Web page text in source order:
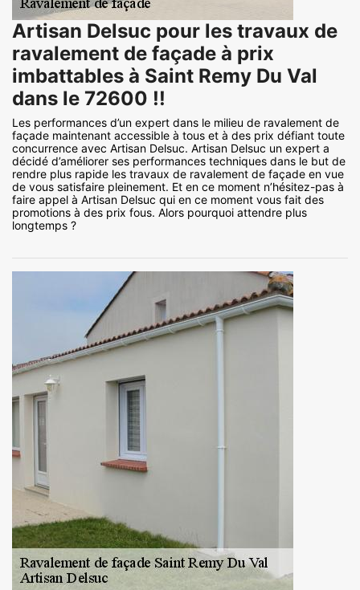
Artisan Delsuc pour les travaux de
ravalement de façade à prix
imbattables à Saint Remy Du Val
dans le 72600 !!
Les performances d’un expert dans le milieu de ravalement de
façade maintenant accessible à tous et à des prix défiant toute
concurrence avec Artisan Delsuc. Artisan Delsuc un expert a
décidé d’améliorer ses performances techniques dans le but de
rendre plus rapide les travaux de ravalement de façade en vue
de vous satisfaire pleinement. Et en ce moment n’hésitez-pas à
faire appel à Artisan Delsuc qui en ce moment vous fait des
promotions à des prix fous. Alors pourquoi attendre plus
longtemps ?